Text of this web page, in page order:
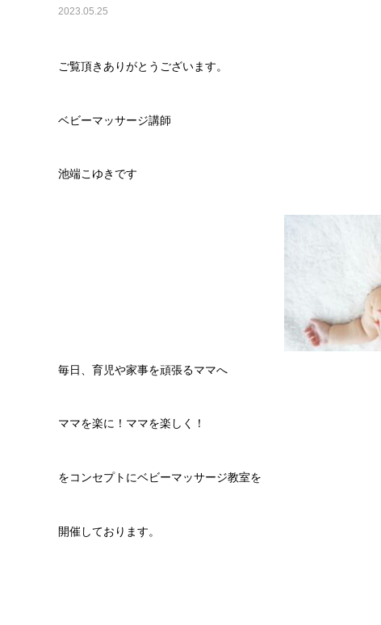
2023.05.25
ご覧頂きありがとうございます。⁡⁡⁡
ベビーマッサージ講師⁡
池端こゆきです
毎日、育児や家事を頑張るママへ
ママを楽に！ママを楽しく！
をコンセプトにベビーマッサージ教室を
開催しております。